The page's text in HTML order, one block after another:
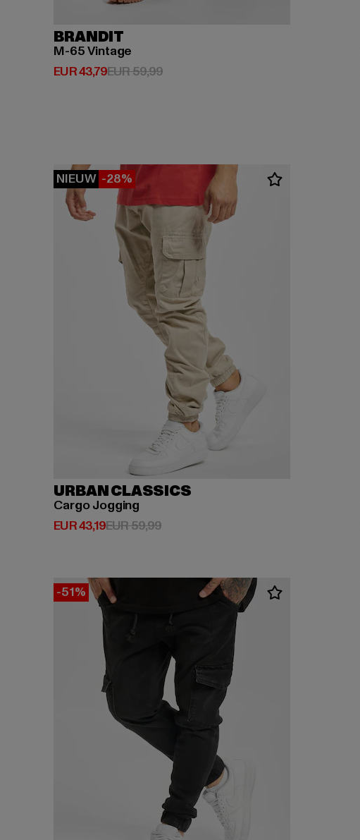
BRANDIT
M-65 Vintage
EUR 43,79
Huidige prijs: EUR 43,79
EUR 59,99Actieprijs: EUR 59,99
NIEUW -28%
URBAN CLASSICS
Cargo Jogging
EUR 43,19
Huidige prijs: EUR 43,19
EUR 59,99Actieprijs: EUR 59,99
-51%